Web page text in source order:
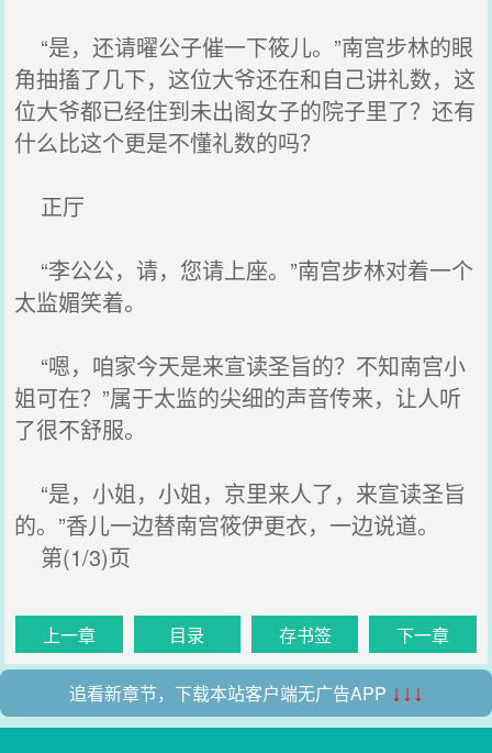
“是，还请曜公子催一下筱儿。”南宫步林的眼
角抽搐了几下，这位大爷还在和自己讲礼数，这
位大爷都已经住到未出阁女子的院子里了？还有
什么比这个更是不懂礼数的吗？
正厅
“李公公，请，您请上座。”南宫步林对着一个
太监媚笑着。
“嗯，咱家今天是来宣读圣旨的？不知南宫小
姐可在？”属于太监的尖细的声音传来，让人听
了很不舒服。
“是，小姐，小姐，京里来人了，来宣读圣旨
的。”香儿一边替南宫筱伊更衣，一边说道。
第(1/3)页
上一章 目录 存书签 下一章
追看新章节，下载本站客户端无广告APP ↓↓↓